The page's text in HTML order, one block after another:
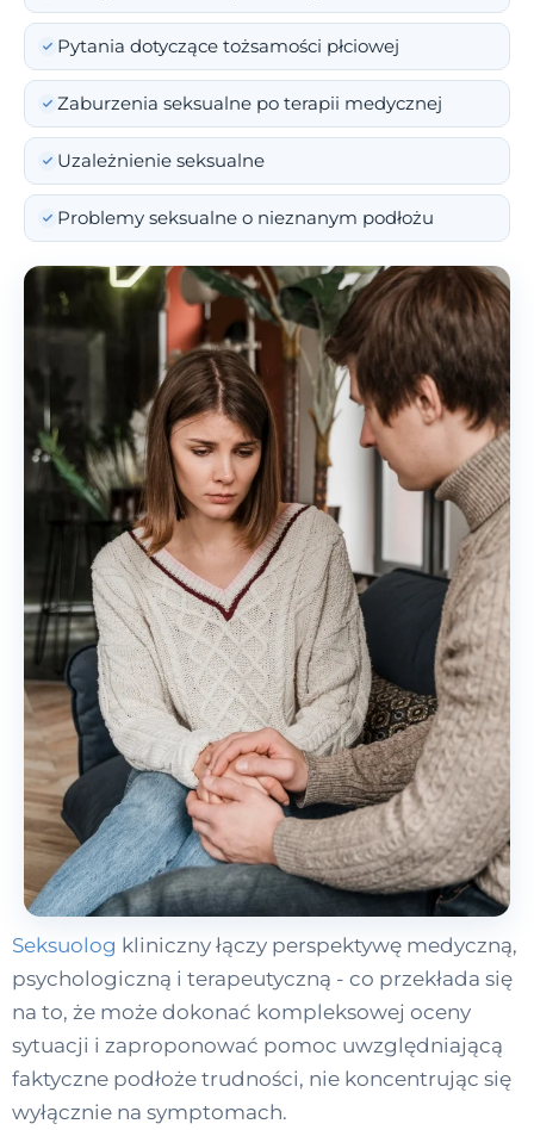
Pytania dotyczące tożsamości płciowej
Zaburzenia seksualne po terapii medycznej
Uzależnienie seksualne
Problemy seksualne o nieznanym podłożu
Seksuolog kliniczny łączy perspektywę medyczną,
psychologiczną i terapeutyczną - co przekłada się
na to, że może dokonać kompleksowej oceny
sytuacji i zaproponować pomoc uwzględniającą
faktyczne podłoże trudności, nie koncentrując się
wyłącznie na symptomach.